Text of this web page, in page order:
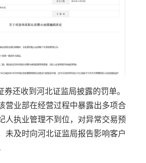
还收到河北证监局披露的罚单。
营业部在经营过程中暴露出多项合
人执业管理不到位，对异常交易预
未及时向河北证监局报告影响客户